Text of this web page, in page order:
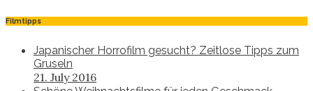
Filmtipps
Japanischer Horrofilm gesucht? Zeitlose Tipps zum
Gruseln
21. July 2016